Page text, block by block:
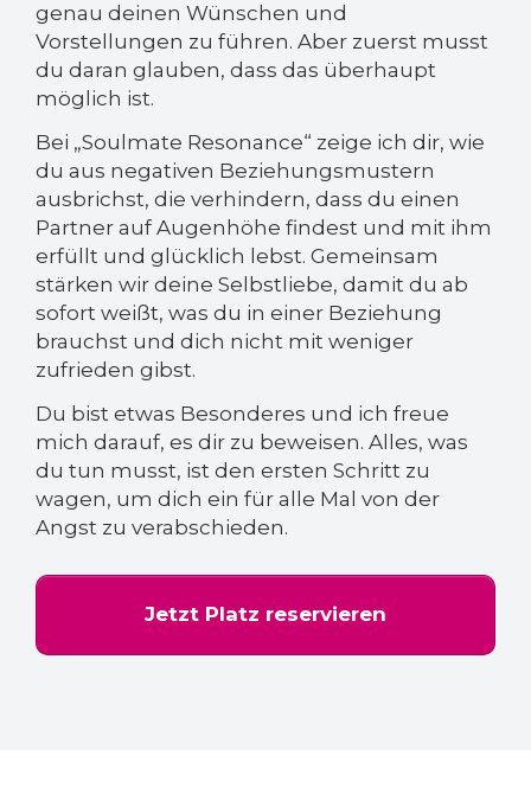
genau deinen Wünschen und
Vorstellungen zu führen. Aber zuerst musst
du daran glauben, dass das überhaupt
möglich ist.
Bei „Soulmate Resonance“ zeige ich dir, wie
du aus negativen Beziehungsmustern
ausbrichst, die verhindern, dass du einen
Partner auf Augenhöhe findest und mit ihm
erfüllt und glücklich lebst. Gemeinsam
stärken wir deine Selbstliebe, damit du ab
sofort weißt, was du in einer Beziehung
brauchst und dich nicht mit weniger
zufrieden gibst.
Du bist etwas Besonderes und ich freue
mich darauf, es dir zu beweisen. Alles, was
du tun musst, ist den ersten Schritt zu
wagen, um dich ein für alle Mal von der
Angst zu verabschieden.
Jetzt Platz reservieren